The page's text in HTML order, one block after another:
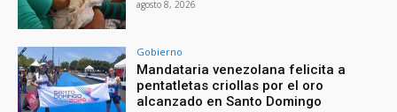
agosto 8, 2026
Gobierno
Mandataria venezolana felicita a
pentatletas criollas por el oro
alcanzado en Santo Domingo